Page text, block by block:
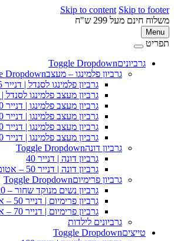
Skip to content Skip to
מעל 299 ש"ח
גרביוניםToggle Dropdown
גרביון פלמינגו – מעצבToggle Dropdown
גרביון פלמינגו לסנדל | דנייר 15
גרביון מעצב פלמינגו לסנדל | דנייר 20
גרביון מעצב פלמינגו | דנייר 40
גרביון מעצב פלמינגו | דנייר 50 – אטום
גרביון מעצב פלמינגו | דנייר 60
גרביון מעצב פלמינגו | דנייר 70 – אטום
גרביון דונהToggle Dropdown
גרביון דונה | דנייר 40
גרביון דונה | דנייר 50 – אטום
גרביון פרימיוםToggle Dropdown
גרביון נשים מנוקד שחור – 20 דנייר
גרביון פרימיום | דנייר 50 – אטום
גרביון פרימיום | דנייר 70 – אטום
גרביונים לילדות
טייצים Toggle Dropdown